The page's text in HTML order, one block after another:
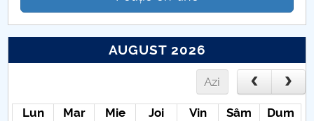
AUGUST 2026
Azi
Lun Mar Mie Joi Vin Sâm
Dum